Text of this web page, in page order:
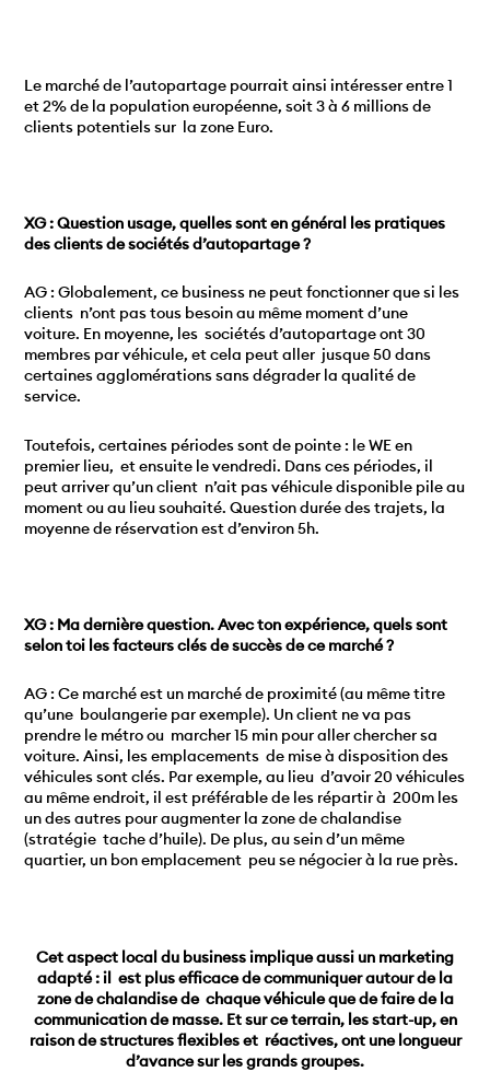
Le marché de l’autopartage pourrait ainsi intéresser entre 1
et 2% de la population européenne, soit 3 à 6 millions de
clients potentiels sur la zone Euro.
XG : Question usage, quelles sont en général les pratiques
des clients de sociétés d’autopartage ?
AG : Globalement, ce business ne peut fonctionner que si les
clients n’ont pas tous besoin au même moment d’une
voiture. En moyenne, les sociétés d’autopartage ont 30
membres par véhicule, et cela peut aller jusque 50 dans
certaines agglomérations sans dégrader la qualité de
service.
Toutefois, certaines périodes sont de pointe : le WE en
premier lieu, et ensuite le vendredi. Dans ces périodes, il
peut arriver qu’un client n’ait pas véhicule disponible pile au
moment ou au lieu souhaité. Question durée des trajets, la
moyenne de réservation est d’environ 5h.
XG : Ma dernière question. Avec ton expérience, quels sont
selon toi les facteurs clés de succès de ce marché ?
AG : Ce marché est un marché de proximité (au même titre
qu’une boulangerie par exemple). Un client ne va pas
prendre le métro ou marcher 15 min pour aller chercher sa
voiture. Ainsi, les emplacements de mise à disposition des
véhicules sont clés. Par exemple, au lieu d’avoir 20 véhicules
au même endroit, il est préférable de les répartir à 200m les
un des autres pour augmenter la zone de chalandise
(stratégie tache d’huile). De plus, au sein d’un même
quartier, un bon emplacement peu se négocier à la rue près.
Cet aspect local du business implique aussi un marketing
adapté : il est plus efficace de communiquer autour de la
zone de chalandise de chaque véhicule que de faire de la
communication de masse. Et sur ce terrain, les start-up, en
raison de structures flexibles et réactives, ont une longueur
d’avance sur les grands groupes.